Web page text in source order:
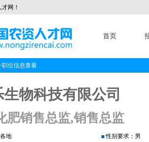
网！
首页
职位信息查看
物科技有限公司
肥销售总监,销售总监
各地
性别要求：男